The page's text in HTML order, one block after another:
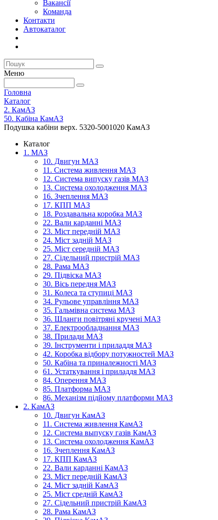
Вакансії
Команда
Контакти
Автокаталог
Меню
Головна
Каталог
2. КамАЗ
50. Кабіна КамАЗ
Подушка кабіни верх. 5320-5001020 КамАЗ
Каталог
1. МАЗ
10. Двигун МАЗ
11. Система живлення МАЗ
12. Система випуску газів МАЗ
13. Система охолодження МАЗ
16. Зчеплення МАЗ
17. КПП МАЗ
18. Роздавальна коробка МАЗ
22. Вали карданні МАЗ
23. Міст передній МАЗ
24. Міст задній МАЗ
25. Міст середній МАЗ
27. Сідельний пристрій МАЗ
28. Рама МАЗ
29. Підвіска МАЗ
30. Вісь передня МАЗ
31. Колеса та ступиці МАЗ
34. Рульове управління МАЗ
35. Гальмівна система МАЗ
36. Шланги повітряні кручені МАЗ
37. Електрообладнання МАЗ
38. Прилади МАЗ
39. Інструменти і приладдя МАЗ
42. Коробка відбору потужностей МАЗ
50. Кабіна та приналежності МАЗ
61. Устаткування і приладдя МАЗ
84. Оперення МАЗ
85. Платформа МАЗ
86. Механізм підйому платформи МАЗ
2. КамАЗ
10. Двигун КамАЗ
11. Система живлення КамАЗ
12. Система выпуску газів КамАЗ
13. Система охолодження КамАЗ
16. Зчеплення КамАЗ
17. КПП КамАЗ
22. Вали карданні КамАЗ
23. Міст передній КамАЗ
24. Міст задній КамАЗ
25. Міст средній КамАЗ
27. Сідельний пристрій КамАЗ
28. Рама КамАЗ